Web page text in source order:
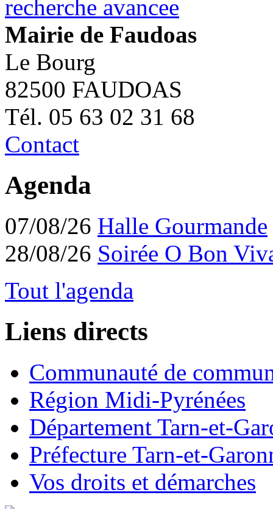
recherche avancee
Mairie de Faudoas
Le Bourg
82500 FAUDOAS
Tél. 05 63 02 31 68
Contact
Agenda
07/08/26 Halle Gourmande
28/08/26 Soirée O Bon
Tout l'agenda
Liens directs
Communauté de
Région Midi-Pyrénées
Département Tarn-et-
Préfecture Tarn-et-
Vos droits et démarches